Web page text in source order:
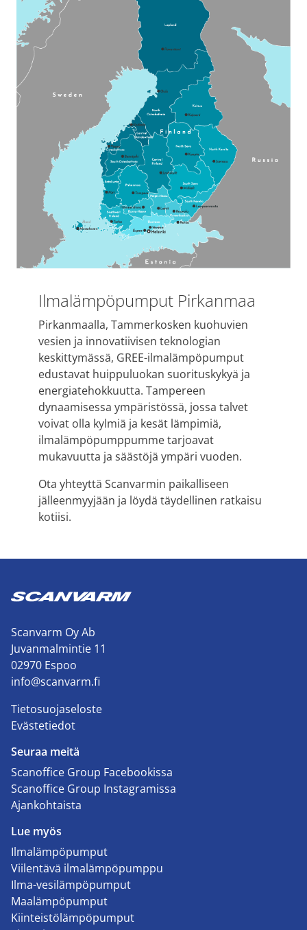
Ilmalämpöpumput Pirkanmaa
Pirkanmaalla, Tammerkosken kuohuvien
vesien ja innovatiivisen teknologian
keskittymässä, GREE-ilmalämpöpumput
edustavat huippuluokan suorituskykyä ja
energiatehokkuutta. Tampereen
dynaamisessa ympäristössä, jossa talvet
voivat olla kylmiä ja kesät lämpimiä,
ilmalämpöpumppumme tarjoavat
mukavuutta ja säästöjä ympäri vuoden.
Ota yhteyttä Scanvarmin paikalliseen
jälleenmyyjään ja löydä täydellinen ratkaisu
kotiisi.
Scanvarm Oy Ab
Juvanmalmintie 11
02970 Espoo
info@scanvarm.fi
Tietosuojaseloste
Evästetiedot
Seuraa meitä
Scanoffice Group Facebookissa
Scanoffice Group Instagramissa
Ajankohtaista
Lue myös
Ilmalämpöpumput
Viilentävä ilmalämpöpumppu
Ilma-vesilämpöpumput
Maalämpöpumput
Kiinteistölämpöpumput